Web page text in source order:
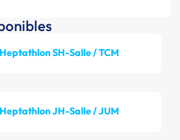
Heptathlon SH-Salle / TCM
Heptathlon JH-Salle / JUM